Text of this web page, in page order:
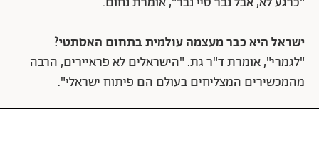
ישראל היא כבר מעצמה עולמית בתחום האסתטי?
"לגמרי", אומרת ד"ר גת. "הישראלים לא פראיירים, הרבה
מהמכשירים המצליחים בעולם הם פיתוח ישראלי".